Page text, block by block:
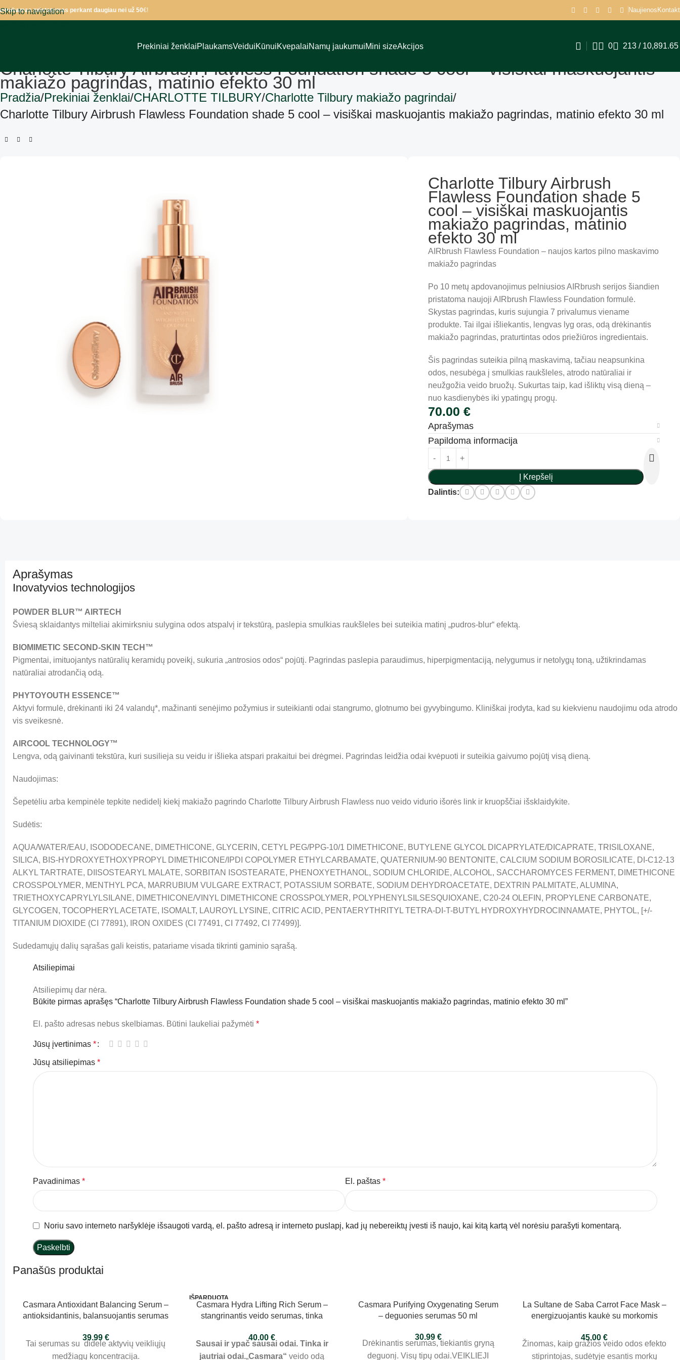
Skip to navigationpristatymas perkant daugiau nei už 50€! Naujienos
Prekiniai ženklaiPlaukamsVeiduiKūnuiKvepalaiNamų jaukumuiMini sizeAkcijos 0 213 / 10,891.65
Charlotte Tilbury Airbrush Flawless Foundation shade 5 cool – visiškai maskuojantis
makiažo pagrindas, matinio efekto 30 ml
Pradžia Prekiniai ženklai CHARLOTTE TILBURY Charlotte Tilbury makiažo pagrindai
Charlotte Tilbury Airbrush Flawless Foundation shade 5 cool – visiškai maskuojantis makiažo pagrindas, matinio efekto 30 ml
Charlotte Tilbury Airbrush
Flawless Foundation shade 5
cool – visiškai maskuojantis
makiažo pagrindas, matinio
efekto 30 ml
AIRbrush Flawless Foundation – naujos kartos pilno maskavimo
makiažo pagrindas
Po 10 metų apdovanojimus pelniusios AIRbrush serijos šiandien
pristatoma naujoji AIRbrush Flawless Foundation formulė.
Skystas pagrindas, kuris sujungia 7 privalumus viename
produkte. Tai ilgai išliekantis, lengvas lyg oras, odą drėkinantis
makiažo pagrindas, praturtintas odos priežiūros ingredientais.
Šis pagrindas suteikia pilną maskavimą, tačiau neapsunkina
odos, nesubėga į smulkias raukšleles, atrodo natūraliai ir
neužgožia veido bruožų. Sukurtas taip, kad išliktų visą dieną –
nuo kasdienybės iki ypatingų progų.
70.00€
Aprašymas
Papildoma informacija
Į Krepšelį
Dalintis:
Aprašymas
Inovatyvios technologijos
POWDER BLUR™ AIRTECH
Šviesą sklaidantys milteliai akimirksniu sulygina odos atspalvį ir tekstūrą, paslepia smulkias raukšleles bei suteikia matinį „pudros-blur“ efektą.
BIOMIMETIC SECOND-SKIN TECH™
Pigmentai, imituojantys natūralių keramidų poveikį, sukuria „antrosios odos“ pojūtį. Pagrindas paslepia paraudimus, hiperpigmentaciją, nelygumus ir netolygų toną, užtikrindamas
natūraliai atrodančią odą.
PHYTOYOUTH ESSENCE™
Aktyvi formulė, drėkinanti iki 24 valandų*, mažinanti senėjimo požymius ir suteikianti odai stangrumo, glotnumo bei gyvybingumo. Kliniškai įrodyta, kad su kiekvienu naudojimu oda atrodo
vis sveikesnė.
AIRCOOL TECHNOLOGY™
Lengva, odą gaivinanti tekstūra, kuri susilieja su veidu ir išlieka atspari prakaitui bei drėgmei. Pagrindas leidžia odai kvėpuoti ir suteikia gaivumo pojūtį visą dieną.
Naudojimas:
Šepetėliu arba kempinėle tepkite nedidelį kiekį makiažo pagrindo Charlotte Tilbury Airbrush Flawless nuo veido vidurio išorės link ir kruopščiai išsklaidykite.
Sudėtis:
AQUA/WATER/EAU, ISODODECANE, DIMETHICONE, GLYCERIN, CETYL PEG/PPG-10/1 DIMETHICONE, BUTYLENE GLYCOL DICAPRYLATE/DICAPRATE, TRISILOXANE,
SILICA, BIS-HYDROXYETHOXYPROPYL DIMETHICONE/IPDI COPOLYMER ETHYLCARBAMATE, QUATERNIUM-90 BENTONITE, CALCIUM SODIUM BOROSILICATE, DI-C12-13
ALKYL TARTRATE, DIISOSTEARYL MALATE, SORBITAN ISOSTEARATE, PHENOXYETHANOL, SODIUM CHLORIDE, ALCOHOL, SACCHAROMYCES FERMENT, DIMETHICONE
CROSSPOLYMER, MENTHYL PCA, MARRUBIUM VULGARE EXTRACT, POTASSIUM SORBATE, SODIUM DEHYDROACETATE, DEXTRIN PALMITATE, ALUMINA,
TRIETHOXYCAPRYLYLSILANE, DIMETHICONE/VINYL DIMETHICONE CROSSPOLYMER, POLYPHENYLSILSESQUIOXANE, C20-24 OLEFIN, PROPYLENE CARBONATE,
GLYCOGEN, TOCOPHERYL ACETATE, ISOMALT, LAUROYL LYSINE, CITRIC ACID, PENTAERYTHRITYL TETRA-DI-T-BUTYL HYDROXYHYDROCINNAMATE, PHYTOL, [+/-
TITANIUM DIOXIDE (CI 77891), IRON OXIDES (CI 77491, CI 77492, CI 77499)].
Sudedamųjų dalių sąrašas gali keistis, patariame visada tikrinti gaminio sąrašą.
Atsiliepimai
Atsiliepimų dar nėra.
Būkite pirmas aprašęs “Charlotte Tilbury Airbrush Flawless Foundation shade 5 cool – visiškai maskuojantis makiažo pagrindas, matinio efekto 30 ml”
El. pašto adresas nebus skelbiamas. Būtini laukeliai pažymėti *
Jūsų įvertinimas *
Jūsų atsiliepimas *
Pavadinimas * El. paštas *
Noriu savo interneto naršyklėje išsaugoti vardą, el. pašto adresą ir interneto puslapį, kad jų nebereiktų įvesti iš naujo, kai kitą kartą vėl norėsiu parašyti komentarą.
Panašūs produktai
Casmara Antioxidant Balancing Serum –
antioksidantinis, balansuojantis serumas
39.99 €
Tai serumas su didele aktyvių veikliųjų
medžiagų koncentracija.
IŠPARDUOTA
Casmara Hydra Lifting Rich Serum –
stangrinantis veido serumas, tinka
ml
40.00€
Sausai ir ypač sausai odai. Tinka ir
jautriai odai.„Casmara“veido odą
Casmara Purifying Oxygenating Serum
– deguonies serumas 50 ml
30.99 €
Drėkinantis serumas, tiekiantis gryną
deguonį. Visų tipų odai.VEIKLIEJI
La Sultane de Saba Carrot Face Mask –
energizuojantis kaukė su morkomis
45.00€
Žinomas, kaip gražios veido odos efekto
stiprintojas, sudėtyje esantis morkų